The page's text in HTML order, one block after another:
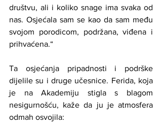
društvu, ali i koliko snage ima svaka od
nas. Osjećala sam se kao da sam među
svojom porodicom, podržana, viđena i
prihvaćena.“
Ta osjećanja pripadnosti i podrške
dijelile su i druge učesnice. Ferida, koja
je na Akademiju stigla s blagom
nesigurnošću, kaže da ju je atmosfera
odmah osvojila: